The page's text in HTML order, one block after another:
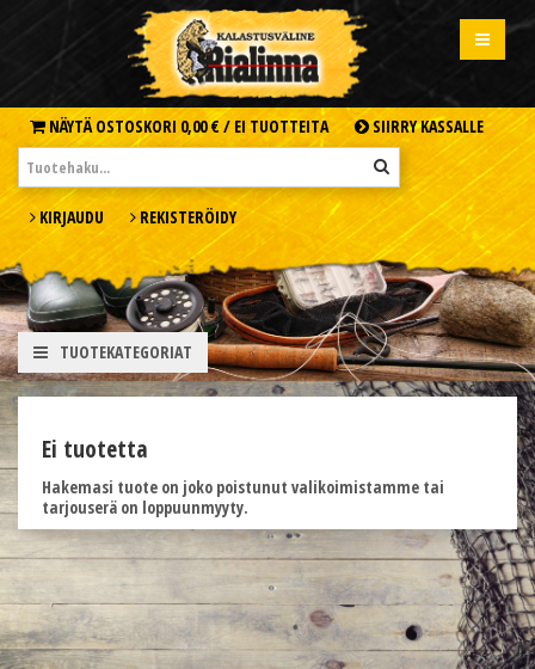
NÄYTÄ OSTOSKORI 0,00 € / EI TUOTTEITA SIIRRY KASSALLE
KIRJAUDU REKISTERÖIDY
TUOTEKATEGORIAT
Ei tuotetta
Hakemasi tuote on joko poistunut valikoimistamme tai
tarjouserä on loppuunmyyty.